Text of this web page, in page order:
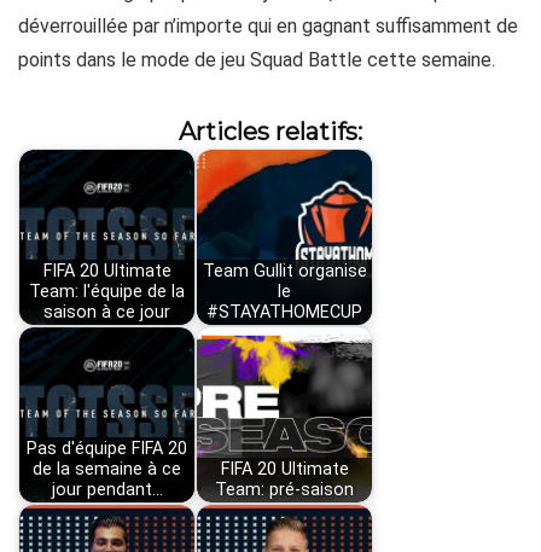
déverrouillée par n’importe qui en gagnant suffisamment de
points dans le mode de jeu Squad Battle cette semaine.
Articles relatifs:
FIFA 20 Ultimate
Team: l'équipe de la
saison à ce jour
Team Gullit organise
le
#STAYATHOMECUP
Pas d'équipe FIFA 20
de la semaine à ce
jour pendant…
FIFA 20 Ultimate
Team: pré-saison